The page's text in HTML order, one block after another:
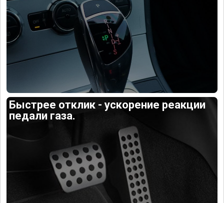
Быстрее отклик - ускорение реакции
педали газа.